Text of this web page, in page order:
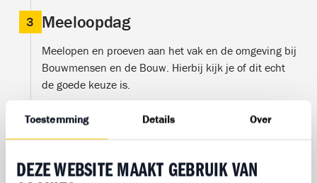
Toestemming Details Over
DEZE WEBSITE MAAKT GEBRUIK VAN
3 Meeloopdag
Meelopen en proeven aan het vak en de omgeving bij
Bouwmensen en de Bouw. Hierbij kijk je of dit echt
de goede keuze is.
4 Start opleiding
beginnen met je opleiding.